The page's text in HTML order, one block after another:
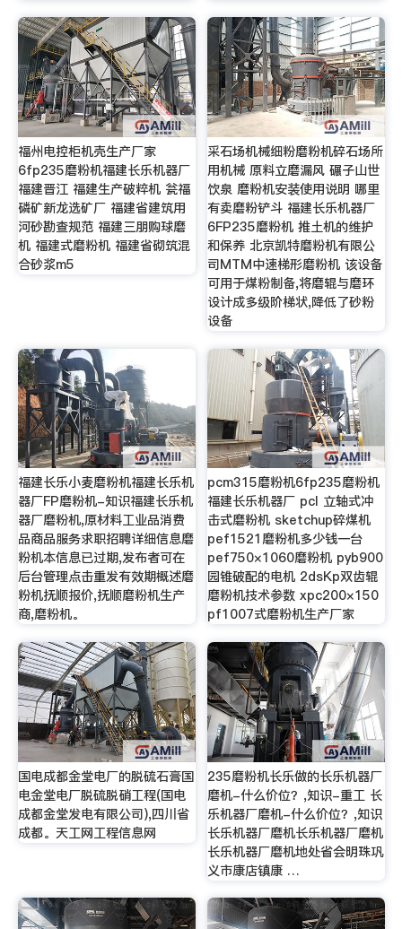
福州电控柜机壳生产厂家
6fp235磨粉机福建长乐机器厂
福建晋江 福建生产破粹机 瓮福
磷矿新龙选矿厂 福建省建筑用
河砂勘查规范 福建三朋购球磨
机 福建式磨粉机 福建省砌筑混
合砂浆m5
采石场机械细粉磨粉机碎石场所
用机械 原料立磨漏风 碾子山世
饮泉 磨粉机安装使用说明 哪里
有卖磨粉铲斗 福建长乐机器厂
6FP235磨粉机 推土机的维护
和保养 北京凯特磨粉机有限公
司MTM中速梯形磨粉机 该设备
可用于煤粉制备,将磨辊与磨环
设计成多级阶梯状,降低了砂粉
设备
福建长乐小麦磨粉机福建长乐机
器厂FP磨粉机-知识福建长乐机
器厂磨粉机,原材料工业品消费
品商品服务求职招聘详细信息磨
粉机本信息已过期,发布者可在
后台管理点击重发有效期概述磨
粉机抚顺报价,抚顺磨粉机生产
商,磨粉机。
pcm315磨粉机6fp235磨粉机
福建长乐机器厂 pcl 立轴式冲
击式磨粉机 sketchup碎煤机
pef1521磨粉机多少钱一台
pef750×1060磨粉机 pyb900
园锥破配的电机 2dsKp双齿辊
磨粉机技术参数 xpc200×150
pf1007式磨粉机生产厂家
国电成都金堂电厂的脱硫石膏国
电金堂电厂脱硫脱硝工程(国电
成都金堂发电有限公司),四川省
成都。天工网工程信息网
235磨粉机长乐做的长乐机器厂
磨机-什么价位？,知识-重工 长
乐机器厂磨机-什么价位？,知识
长乐机器厂磨机长乐机器厂磨机
长乐机器厂磨机地处省会明珠巩
义市康店镇康 …